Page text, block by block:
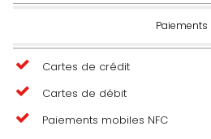
Paiements
Cartes de crédit
Cartes de débit
Paiements mobiles NFC